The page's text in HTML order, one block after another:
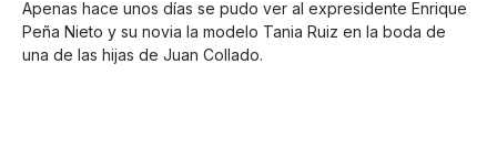
Apenas hace unos días se pudo ver al expresidente Enrique
Peña Nieto y su novia la modelo Tania Ruiz en la boda de
una de las hijas de Juan Collado.